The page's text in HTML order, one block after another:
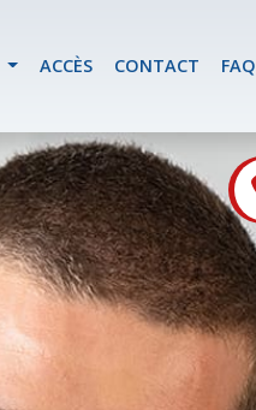
ACCÈS CONTACT FAQ